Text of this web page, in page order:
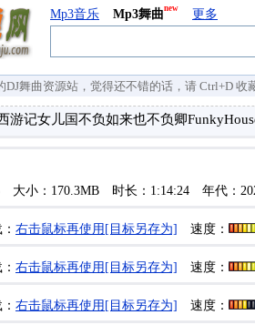
Mp3音乐 Mp3舞曲new 更多
DJ舞曲资源站，觉得还不错的话，请 Ctrl+D 收
游记女儿国不负如来也不负卿
大小：170.3MB 时长：1:14:24 年代：
右击鼠标再使用[目标另存为] 速度：
右击鼠标再使用[目标另存为] 速度：
右击鼠标再使用[目标另存为] 速度：